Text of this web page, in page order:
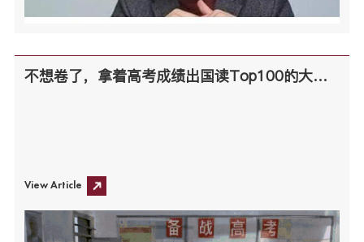
不想卷了，拿着高考成绩出国读Top100的大学了!
View Article